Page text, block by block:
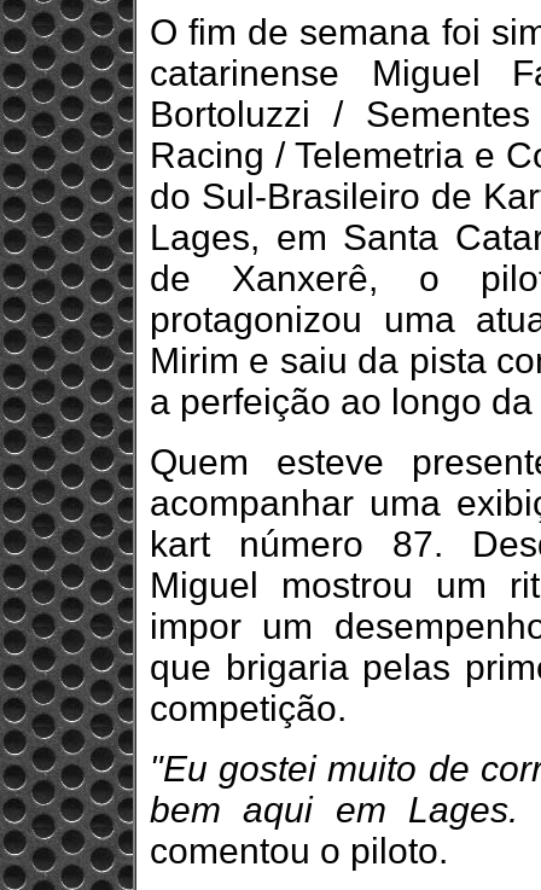
O fim de semana foi
catarinense Miguel
Bortoluzzi /
Racing / Telemetria e
do Sul-Brasileiro de
Lages, em Santa
de Xanxerê, o
protagonizou uma
Mirim e saiu da pista
a perfeição ao longo
Quem esteve
acompanhar uma
kart número 87.
Miguel mostrou um
impor um
que brigaria pelas
competição.
"Eu gostei muito de
bem aqui em Lages.
comentou o piloto.